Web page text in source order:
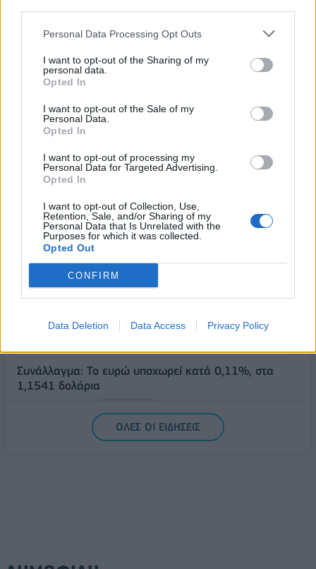
Personal Data Processing Opt Outs
I want to opt-out of the Sharing of my
personal data.
Opted In
I want to opt-out of the Sale of my
Personal Data.
Opted In
I want to opt-out of processing my
Personal Data for Targeted Advertising.
Opted In
I want to opt-out of Collection, Use,
Retention, Sale, and/or Sharing of my
Personal Data that Is Unrelated with the
Purposes for which it was collected.
Opted Out
CONFIRM
Data Deletion Data Access Privacy Policy
Eurobank: Εξελίξεις και προοπτικές στις αγορές
06/08/2026 - 16:20
στην ανάπτυξη - Μεγαλύτερη πρόκληση η
προσέλκυση πελατών
Χρηματιστήριο: Στις 2.627,95 μονάδες ο Γενικός
Δείκτης Τιμών, με άνοδο 0,15%
06/08/2026 - 15:46 ΟΙΚΟΝΟΜΙΑ
ΥΠΑΑΤ: Αποζημιώσεις 38,1 εκατ. ευρώ σε
κτηνοτρόφους για ευλογιά, πανώλη και αφθώδη
πυρετό
06/08/2026 - 15:33 ΟΙΚΟΝΟΜΙΑ
Δυτική Αττική
Συνάλλαγμα: Το ευρώ υποχωρεί κατά 0,11%, στα
1,1541 δολάρια
ΟΛΕΣ ΟΙ ΕΙΔΗΣΕΙΣ